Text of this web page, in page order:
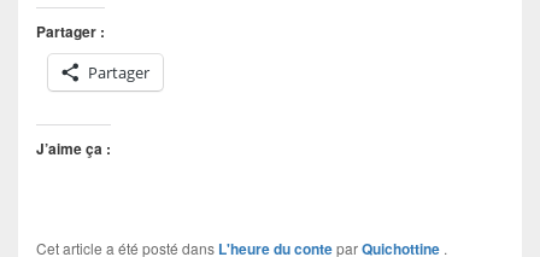
Partager :
Partager
J’aime ça :
Cet article a été posté dans L'heure du conteparQuichottine .